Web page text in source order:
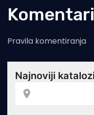
Komentari
Pravila komentiranja